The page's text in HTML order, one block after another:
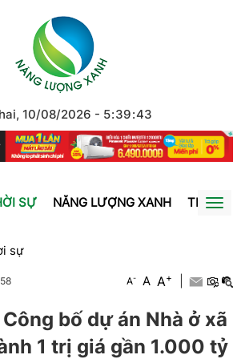
10/08/2026 - 5:39:44
SỰ NĂNG LƯỢNG XANH TRÁI
sự
A- A A+
bố dự án Nhà ở xã
1 trị giá gần 1.000 tỷ